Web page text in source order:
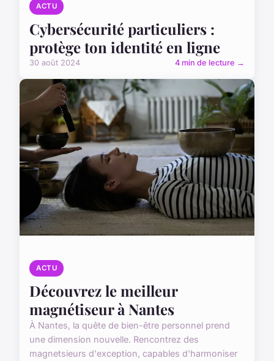
ACTU
Cybersécurité particuliers :
protège ton identité en ligne
30 août 2024 4 min de lecture →
ACTU
Découvrez le meilleur
magnétiseur à Nantes
À Nantes, la quête de bien-être personnel prend
une dimension nouvelle. Rencontrez des
magnetsieurs d'exception, capables d'harmoniser